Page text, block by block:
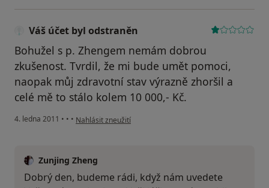
Váš účet byl odstraněn
Bohužel s p. Zhengem nemám dobrou
zkušenost. Tvrdil, že mi bude umět pomoci,
naopak můj zdravotní stav výrazně zhoršil a
celé mě to stálo kolem 10 000,- Kč.
4. ledna 2011 • • • podle názoru uživatele Váš účet byl odstraněn
Nahlásit zneužití
Zunjing Zheng
Dobrý den, budeme rádi, když nám uvedete